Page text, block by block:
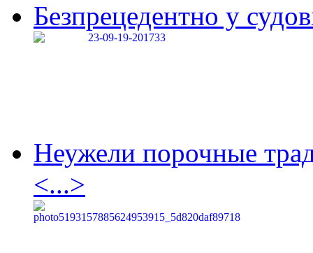
Безпрецедентно у
Неужели порочные
<...>